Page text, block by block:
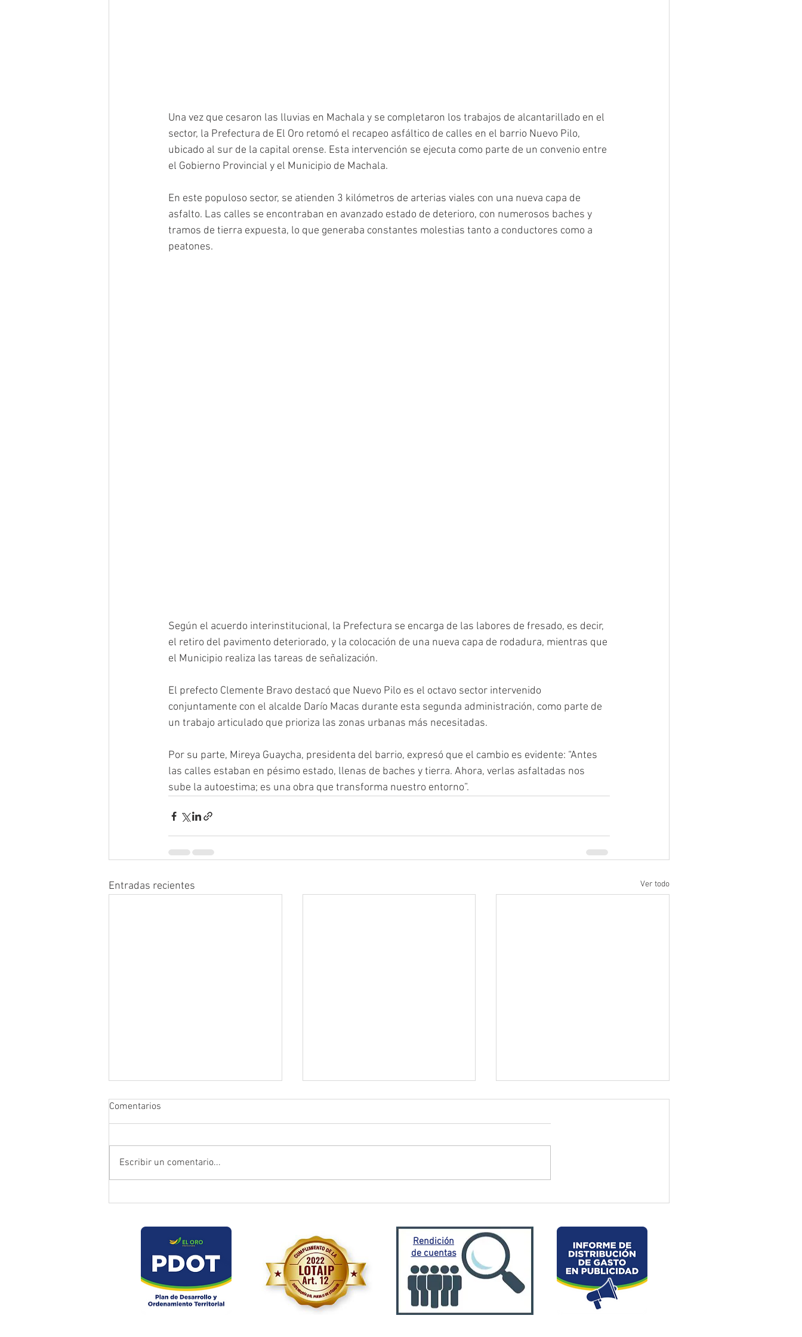
Una vez que cesaron las lluvias en Machala y se completaron los trabajos de alcantarillado en el
sector, la Prefectura de El Oro retomó el recapeo asfáltico de calles en el barrio Nuevo Pilo,
ubicado al sur de la capital orense. Esta intervención se ejecuta como parte de un convenio entre
el Gobierno Provincial y el Municipio de Machala.
En este populoso sector, se atienden 3 kilómetros de arterias viales con una nueva capa de
asfalto. Las calles se encontraban en avanzado estado de deterioro, con numerosos baches y
tramos de tierra expuesta, lo que generaba constantes molestias tanto a conductores como a
peatones.
Según el acuerdo interinstitucional, la Prefectura se encarga de las labores de fresado, es decir,
el retiro del pavimento deteriorado, y la colocación de una nueva capa de rodadura, mientras que
el Municipio realiza las tareas de señalización.
El prefecto Clemente Bravo destacó que Nuevo Pilo es el octavo sector intervenido
conjuntamente con el alcalde Darío Macas durante esta segunda administración, como parte de
un trabajo articulado que prioriza las zonas urbanas más necesitadas.
Por su parte, Mireya Guaycha, presidenta del barrio, expresó que el cambio es evidente: “Antes
las calles estaban en pésimo estado, llenas de baches y tierra. Ahora, verlas asfaltadas nos
sube la autoestima; es una obra que transforma nuestro entorno”.
Entradas recientes Ver todo
Comentarios
Escribir un comentario...
Rendición
de cuentas